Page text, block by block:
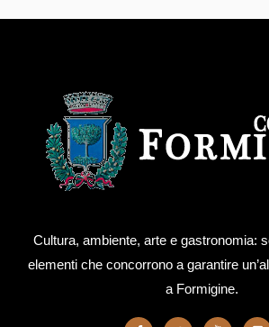
Cultura, ambiente, arte e gastronomia:
elementi che concorrono a garantire
a Formigine.